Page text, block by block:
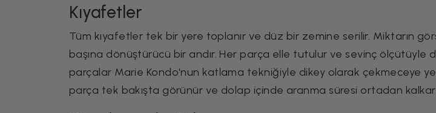
Kıyafetler
Tüm kıyafetler tek bir yere toplanır ve düz bir zemine serilir. Miktarın
başına dönüştürücü bir andır. Her parça elle tutulur ve sevinç ölçütüyle
parçalar Marie Kondo'nun katlama tekniğiyle dikey olarak çekmeceye
parça tek bakışta görünür ve dolap içinde aranma süresi ortadan kalkar.